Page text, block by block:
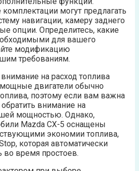
могут предлагать
навигации, камеру заднего
опции. Определитесь, какие
для вашего
модификацию
требованиям.
на расход топлива
двигатели обычно
поэтому если вам важна
внимание на
мощностью. Однако,
Mazda CX-5 оснащены
экономии топлива,
которая автоматически
во время простоев.